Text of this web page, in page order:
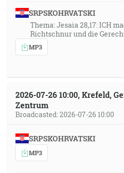
SRPSKOHRVATSKI
Thema: Jesaia 28,17: ICH
Richtschnur und die
MP3
2026-07-26 10:00, Krefeld,
Zentrum
Broadcasted: 2026-07-26 10:00
SRPSKOHRVATSKI
MP3